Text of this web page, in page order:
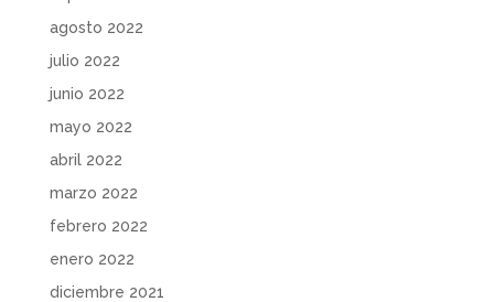
agosto 2022
julio 2022
junio 2022
mayo 2022
abril 2022
marzo 2022
febrero 2022
enero 2022
diciembre 2021